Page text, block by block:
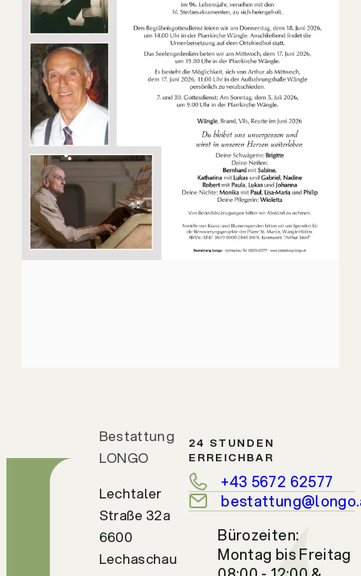
Bestattung
LONGO
Lechtaler
Straße 32a
6600
Lechaschau
24 STUNDEN
ERREICHBAR
+43 5672 62577
Bürozeiten:
Montag bis Freitag